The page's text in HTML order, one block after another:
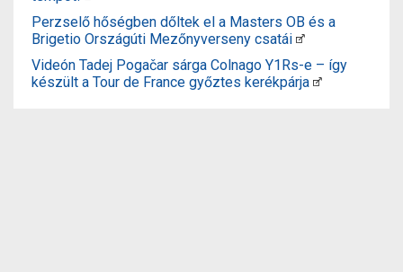
Perzselő hőségben dőltek el a Masters OB és a
Brigetio Országúti Mezőnyverseny csatái
Videón Tadej Pogačar sárga Colnago Y1Rs-e – így
készült a Tour de France győztes kerékpárja